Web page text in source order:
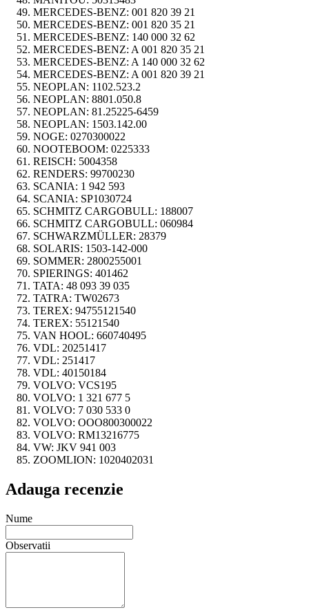
MERCEDES-BENZ: 001 820 39 21
MERCEDES-BENZ: 001 820 35 21
MERCEDES-BENZ: 140 000 32 62
MERCEDES-BENZ: A 001 820 35 21
MERCEDES-BENZ: A 140 000 32 62
MERCEDES-BENZ: A 001 820 39 21
NEOPLAN: 1102.523.2
NEOPLAN: 8801.050.8
NEOPLAN: 81.25225-6459
NEOPLAN: 1503.142.00
NOGE: 0270300022
NOOTEBOOM: 0225333
REISCH: 5004358
RENDERS: 99700230
SCANIA: 1 942 593
SCANIA: SP1030724
SCHMITZ CARGOBULL: 188007
SCHMITZ CARGOBULL: 060984
SCHWARZMÜLLER: 28379
SOLARIS: 1503-142-000
SOMMER: 2800255001
SPIERINGS: 401462
TATA: 48 093 39 035
TATRA: TW02673
TEREX: 94755121540
TEREX: 55121540
VAN HOOL: 660740495
VDL: 20251417
VDL: 251417
VDL: 40150184
VOLVO: VCS195
VOLVO: 1 321 677 5
VOLVO: 7 030 533 0
VOLVO: OOO800300022
VOLVO: RM13216775
VW: JKV 941 003
ZOOMLION: 1020402031
Adauga recenzie
Nume
Observatii